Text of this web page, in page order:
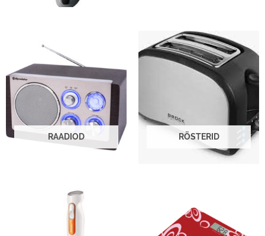
RAADIOD RÖSTERID